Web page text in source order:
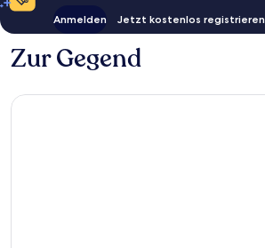
Anmelden Jetzt kostenlos registrieren
Zur Gegend